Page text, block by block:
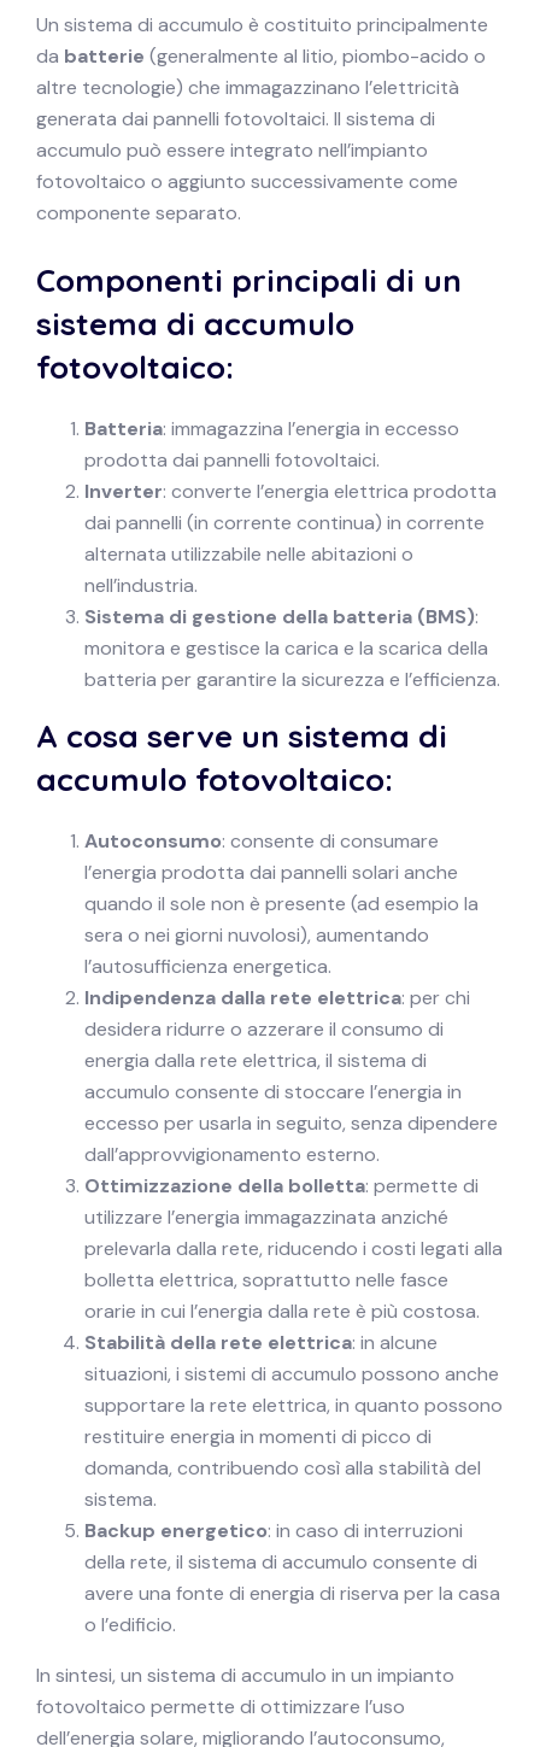
Un sistema di accumulo è costituito principalmente
da batterie (generalmente al litio, piombo-acido o
altre tecnologie) che immagazzinano l’elettricità
generata dai pannelli fotovoltaici. Il sistema di
accumulo può essere integrato nell’impianto
fotovoltaico o aggiunto successivamente come
componente separato.
Componenti principali di un
sistema di accumulo
fotovoltaico:
Batteria: immagazzina l’energia in eccesso
prodotta dai pannelli fotovoltaici.
Inverter: converte l’energia elettrica prodotta
dai pannelli (in corrente continua) in corrente
alternata utilizzabile nelle abitazioni o
nell’industria.
Sistema di gestione della batteria (BMS):
monitora e gestisce la carica e la scarica della
batteria per garantire la sicurezza e l’efficienza.
A cosa serve un sistema di
accumulo fotovoltaico:
Autoconsumo: consente di consumare
l’energia prodotta dai pannelli solari anche
quando il sole non è presente (ad esempio la
sera o nei giorni nuvolosi), aumentando
l’autosufficienza energetica.
Indipendenza dalla rete elettrica: per chi
desidera ridurre o azzerare il consumo di
energia dalla rete elettrica, il sistema di
accumulo consente di stoccare l’energia in
eccesso per usarla in seguito, senza dipendere
dall’approvvigionamento esterno.
Ottimizzazione della bolletta: permette di
utilizzare l’energia immagazzinata anziché
prelevarla dalla rete, riducendo i costi legati alla
bolletta elettrica, soprattutto nelle fasce
orarie in cui l’energia dalla rete è più costosa.
Stabilità della rete elettrica: in alcune
situazioni, i sistemi di accumulo possono anche
supportare la rete elettrica, in quanto possono
restituire energia in momenti di picco di
domanda, contribuendo così alla stabilità del
sistema.
Backup energetico: in caso di interruzioni
della rete, il sistema di accumulo consente di
avere una fonte di energia di riserva per la casa
o l’edificio.
In sintesi, un sistema di accumulo in un impianto
fotovoltaico permette di ottimizzare l’uso
dell’energia solare, migliorando l’autoconsumo,